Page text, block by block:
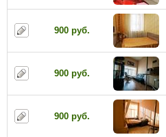
900 руб.
900 руб.
900 руб.